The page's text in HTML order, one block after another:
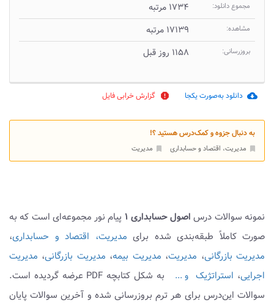
مجموع دانلود: ۱۷۳۴ مرتبه
مشاهده: ۱۷۱۳۹ مرتبه
بروزرسانی: ۱۱۵۸ روز قبل
cloud_download دانلود به‌صورت یکجا report گزارش خرابی فایل
به دنبال جزوه و کمک‌درس هستید ؟!
مدیریت، اقتصاد و حسابداری مدیریت
نمونه سوالات درس اصول حسابداری ۱
پیام نور مجموعه‌ای است که به
صورت کاملاً طبقه‌بندی شده برای مدیریت، اقتصاد و حسابداری،
مدیریت بازرگانی، مدیریت، مدیریت بیمه، مدیریت بازرگانی، مدیریت
اجرایی، استراتژیک و ...
به شکل کتابچه PDF عرضه گردیده است.
سوالات این‌درس برای هر ترم بروزرسانی شده و آخرین سوالات پایان